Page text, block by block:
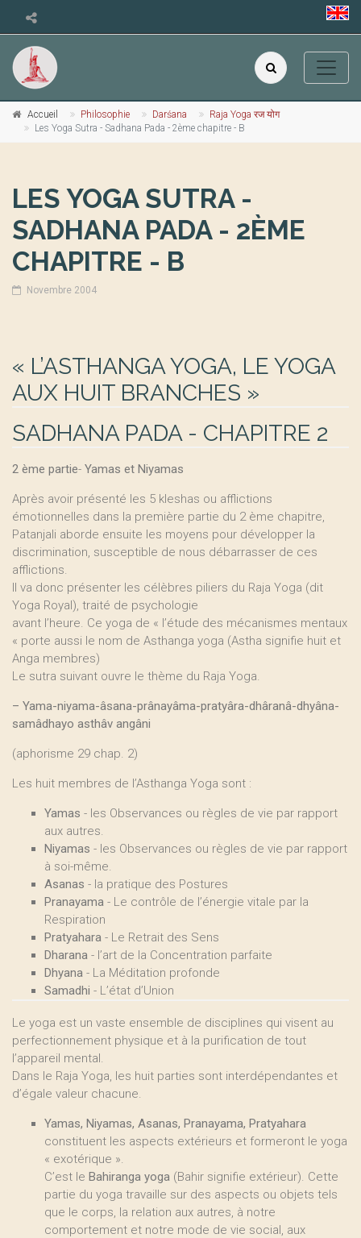
Accueil Philosophie Darśana
Raja Yoga रज योग
Les Yoga Sutra - Sadhana Pada - 2ème chapitre - B
LES YOGA SUTRA -
SADHANA PADA - 2ÈME
CHAPITRE - B
Novembre 2004
« L’ASTHANGA YOGA, LE YOGA
AUX HUIT BRANCHES »
SADHANA PADA - CHAPITRE 2
2 ème partie- Yamas et Niyamas
Après avoir présenté les 5 kleshas ou afflictions
émotionnelles dans la première partie du 2 ème chapitre,
Patanjali aborde ensuite les moyens pour développer la
discrimination, susceptible de nous débarrasser de ces
afflictions.
Il va donc présenter les célèbres piliers du Raja Yoga (dit
Yoga Royal), traité de psychologie
avant l’heure. Ce yoga de « l’étude des mécanismes mentaux
« porte aussi le nom de Asthanga yoga (Astha signifie huit et
Anga membres)
Le sutra suivant ouvre le thème du Raja Yoga.
– Yama-niyama-âsana-prânayâma-pratyâra-dhâranâ-dhyâna-
samâdhayo asthâv angâni
(aphorisme 29 chap. 2)
Les huit membres de l’Asthanga Yoga sont :
Yamas - les Observances ou règles de vie par rapport
aux autres.
Niyamas - les Observances ou règles de vie par rapport
à soi-même.
Asanas - la pratique des Postures
Pranayama - Le contrôle de l’énergie vitale par la
Respiration
Pratyahara - Le Retrait des Sens
Dharana - l’art de la Concentration parfaite
Dhyana - La Méditation profonde
Samadhi - L’état d’Union
Le yoga est un vaste ensemble de disciplines qui visent au
perfectionnement physique et à la purification de tout
l’appareil mental.
Dans le Raja Yoga, les huit parties sont interdépendantes et
d’égale valeur chacune.
Yamas, Niyamas, Asanas, Pranayama, Pratyahara
constituent les aspects extérieurs et formeront le yoga
« exotérique ».
C’est le Bahiranga yoga (Bahir signifie extérieur). Cette
partie du yoga travaille sur des aspects ou objets tels
que le corps, la relation aux autres, à notre
comportement et notre mode de vie social, aux